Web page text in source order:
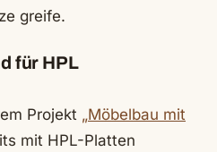
greife.
für HPL
Projekt „Möbelbau mit
mit HPL-Platten